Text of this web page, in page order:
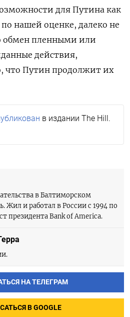
для Путина как
нашей оценке, далеко не
обмен пленными или
действия,
что Путин продолжит их
в издании The Hill.
в Балтиморском
Жил и работал в России с 1994 по
президента Bank of America.
НА ТЕЛЕГРАМ
В GOOGLE